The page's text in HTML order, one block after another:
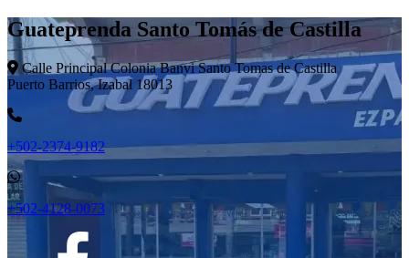
Guateprenda Santo Tomás de Castilla
Calle Principal Colonia Banvi Santo Tomas de Castilla
Puerto Barrios, Izabal 18013
+502-2374-9182
+502-4128-0073